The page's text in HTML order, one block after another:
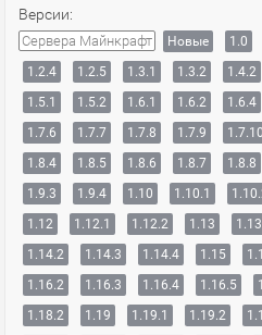
Версии:
Сервера Майнкрафт Новые 1.0
1.2.4
1.2.5 1.3.1 1.3.2 1.4.2
1.5.1
1.5.2 1.6.1 1.6.2 1.6.4
1.7.6
1.7.7 1.7.8 1.7.9 1.7.10
1.8.4
1.8.5 1.8.6 1.8.7 1.8.8
1.9.3
1.9.4 1.10 1.10.1
1.12
1.12.1 1.12.2 1.13
1.14.2
1.14.3 1.14.4 1.15
1.16.2
1.16.3 1.16.4 1.16.5
1.18.2
1.19 1.19.1 1.19.2